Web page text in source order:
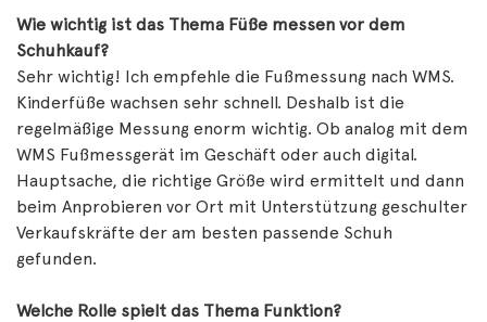
Wie wichtig ist das Thema Füße messen vor dem
Schuhkauf?
Sehr wichtig! Ich empfehle die Fußmessung nach WMS.
Kinderfüße wachsen sehr schnell. Deshalb ist die
regelmäßige Messung enorm wichtig. Ob analog mit dem
WMS Fußmessgerät im Geschäft oder auch digital.
Hauptsache, die richtige Größe wird ermittelt und dann
beim Anprobieren vor Ort mit Unterstützung geschulter
Verkaufskräfte der am besten passende Schuh
gefunden.
Welche Rolle spielt das Thema Funktion?